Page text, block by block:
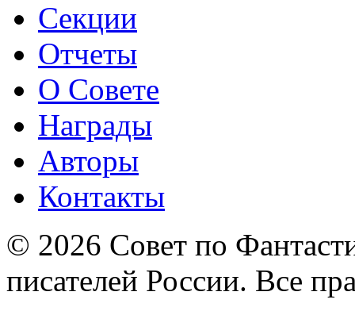
Секции
Отчеты
О Совете
Награды
Авторы
Контакты
© 2026 Совет по
писателей России. Все